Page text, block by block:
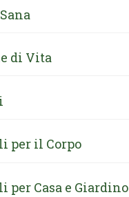
di Vita
per il Corpo
per Casa e Giardino